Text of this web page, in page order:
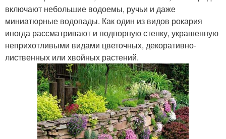
включают небольшие водоемы, ручьи и даже
миниатюрные водопады. Как один из видов рокария
иногда рассматривают и подпорную стенку, украшенную
неприхотливыми видами цветочных, декоративно-
лиственных или хвойных растений.